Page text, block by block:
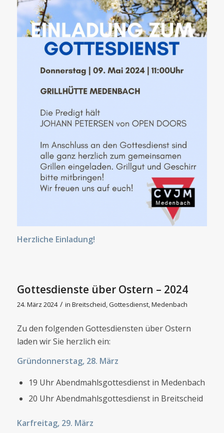
Herzliche Einladung!
Gottesdienste über Ostern – 2024
24. März 2024 / in Breitscheid,Gottesdienst,Medenbach
Zu den folgenden Gottesdiensten über Ostern
laden wir Sie herzlich ein:
Gründonnerstag, 28. März
19 Uhr Abendmahlsgottesdienst in Medenbach
20 Uhr Abendmahlsgottesdienst in Breitscheid
Karfreitag, 29. März